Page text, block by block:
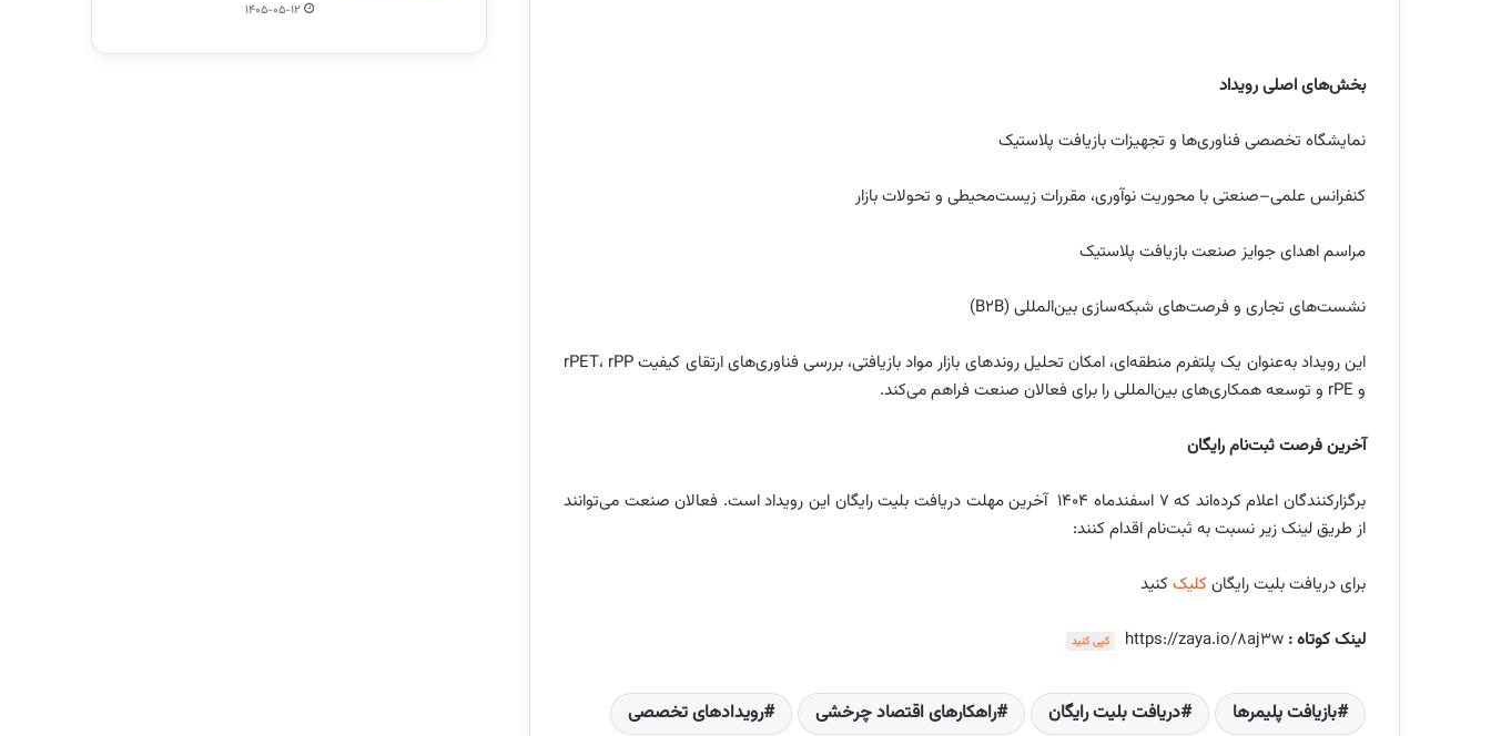
بخش‌های اصلی رویداد
نمایشگاه تخصصی فناوری‌ها و تجهیزات بازیافت پلاستیک
کنفرانس علمی–صنعتی با محوریت نوآوری، مقررات زیست‌محیطی و تحولات بازار
مراسم اهدای جوایز صنعت بازیافت پلاستیک
نشست‌های تجاری و فرصت‌های شبکه‌سازی بین‌المللی (B2B)
این رویداد به‌عنوان یک پلتفرم منطقه‌ای، امکان تحلیل روندهای بازار مواد بازیافتی، بررسی فناوری‌های ارتقای کیفیت rPET، rPP
و rPE و توسعه همکاری‌های بین‌المللی را برای فعالان صنعت فراهم می‌کند.
آخرین فرصت ثبت‌نام رایگان
برگزارکنندگان اعلام کرده‌اند که ۷ اسفندماه ۱۴۰۴ آخرین مهلت دریافت بلیت رایگان این رویداد است. فعالان صنعت می‌توانند
از طریق لینک زیر نسبت به ثبت‌نام اقدام کنند:
برای دریافت بلیت رایگانکلیککنید
لینک کوتاه : https://zaya.io/8aj3w کپی کنید
بازیافت پلیمرها دریافت بلیت رایگان راهکارهای اقتصاد چرخشی
رویدادهای تخصصی
1405-05-12